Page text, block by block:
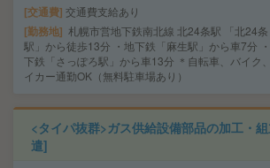
交通費 交通費支給あり
勤務地 札幌市営地下鉄南北線 北24条駅 「北24条
駅」から徒歩13分 ・地下鉄「麻生駅」から車7分
下鉄「さっぽろ駅」から車13分 ＊自転車、バイク
イカー通勤OK（無料駐車場あり）
<タイパ抜群>ガス供給設備部品の加工・
遣]